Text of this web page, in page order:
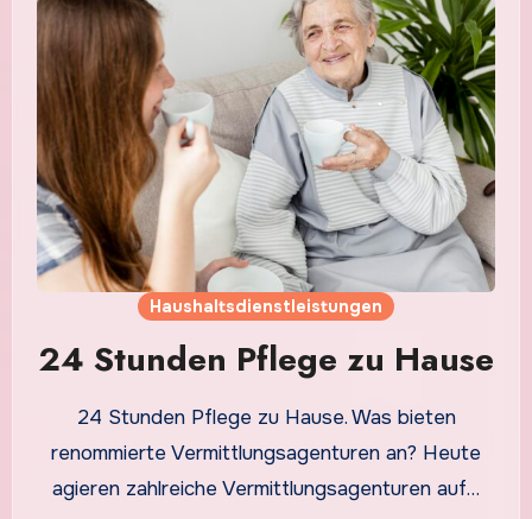
Haushaltsdienstleistungen
24 Stunden Pflege zu Hause
24 Stunden Pflege zu Hause. Was bieten
renommierte Vermittlungsagenturen an? Heute
agieren zahlreiche Vermittlungsagenturen auf…